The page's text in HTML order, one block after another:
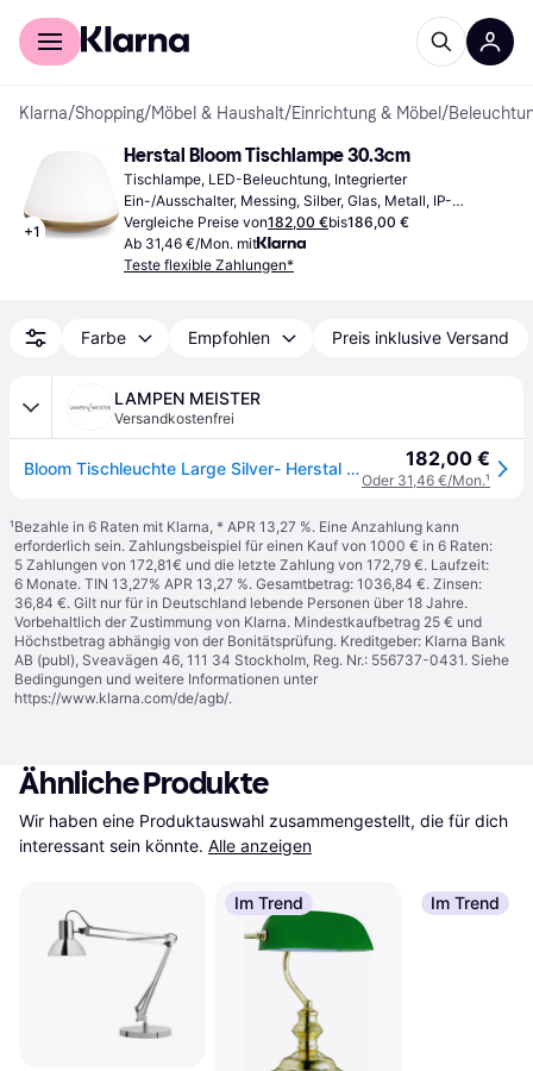
Für Shopper
Klarna/Shopping/Möbel & Haushalt/Einrichtung & Möbel /
+1
Herstal Bloom Tischlampe 30.3cm
Tischlampe, LED-Beleuchtung, Integrierter
Ein-/Ausschalter, Messing, Silber, Glas, Metall, IP-
Schutzart: IP20, Lampensockel: E27
Vergleiche Preise von182,00 €bis186,00 €
Ab 31,46 €/Mon. mit
Teste flexible Zahlungen*
Farbe Empfohlen Preis inklusive Versand
LAMPEN MEISTER
Versandkostenfrei
Bloom Tischleuchte Large Silver- Herstal - Wohnzimmer - Metall 182,00 €
Oder 31,46 €/Mon.¹
¹Bezahle in 6 Raten mit Klarna, * APR 13,27 %. Eine Anzahlung kann
erforderlich sein. Zahlungsbeispiel für einen Kauf von 1000 € in 6 Raten:
5 Zahlungen von 172,81€ und die letzte Zahlung von 172,79 €. Laufzeit:
6 Monate. TIN 13,27% APR 13,27 %. Gesamtbetrag: 1036,84 €. Zinsen:
36,84 €. Gilt nur für in Deutschland lebende Personen über 18 Jahre.
Vorbehaltlich der Zustimmung von Klarna. Mindestkaufbetrag 25 € und
Höchstbetrag abhängig von der Bonitätsprüfung. Kreditgeber: Klarna Bank
AB (publ), Sveavägen 46, 111 34 Stockholm, Reg. Nr.: 556737-0431. Siehe
Bedingungen und weitere Informationen unter
https://www.klarna.com/de/agb/.
Ähnliche Produkte
Wir haben eine Produktauswahl zusammengestellt, die für dich
interessant sein könnte. Alle anzeigen
Im Trend Im Trend